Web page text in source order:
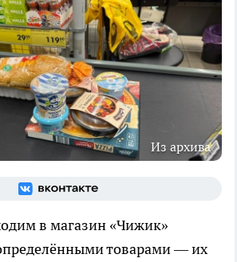
Из архива
в магазин «Чижик»
товарами — их